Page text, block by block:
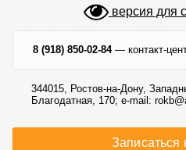
версия для
8 (918) 850-02-84— контакт-
344015, Ростов-на-Дону,
Благодатная, 170; e-mail:
Записаться